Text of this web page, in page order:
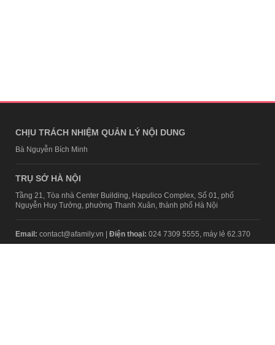
CHỊU TRÁCH NHIỆM QUẢN LÝ NỘI DUNG
Bà Nguyễn Bích Minh
TRỤ SỞ HÀ NỘI
Tầng 21, Tòa nhà Center Building, Hapulico Complex, Số 01, phố
Nguyễn Huy Tưởng, phường Thanh Xuân, thành phố Hà Nội
Email: contact@afamily.vn | Điện thoại: 024 7309 5555, máy lẻ 62.370